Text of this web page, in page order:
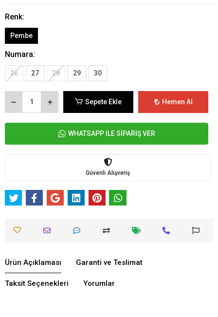
Renk:
Pembe
Numara:
26 27 28 29 30
Sepete Ekle Hemen Al
WHATSAPP İLE SİPARİŞ VER
Güvenli Alışveriş
Ürün Açıklaması Garanti ve Teslimat
Taksit Seçenekleri Yorumlar